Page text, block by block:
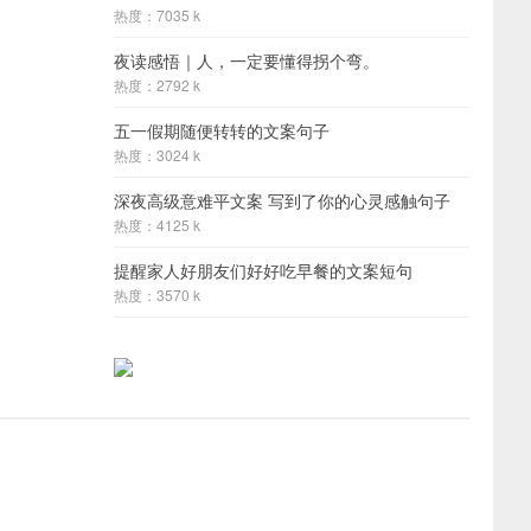
热度：7035 k
夜读感悟｜人，一定要懂得拐个弯。
热度：2792 k
五一假期随便转转的文案句子
热度：3024 k
深夜高级意难平文案 写到了你的心灵感触句子
热度：4125 k
提醒家人好朋友们好好吃早餐的文案短句
热度：3570 k